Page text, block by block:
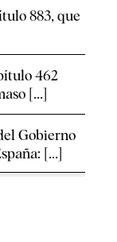
883, que
462
[...]
Gobierno
[...]